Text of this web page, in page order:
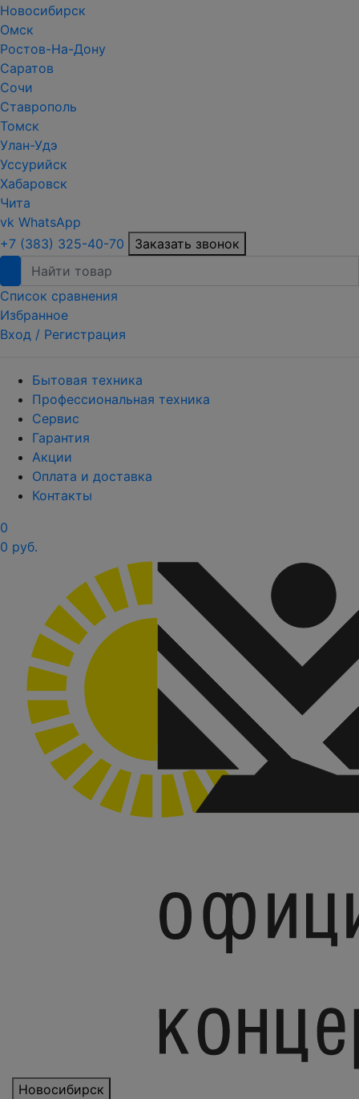
Новосибирск
Омск
Ростов-На-Дону
Саратов
Сочи
Ставрополь
Томск
Улан-Удэ
Уссурийск
Хабаровск
Чита
vk WhatsApp
+7 (383) 325-40-70
Заказать звонок
Список сравнения
Избранное
Вход / Регистрация
Бытовая техника
Профессиональная техника
Сервис
Гарантия
Акции
Оплата и доставка
Контакты
0
0 руб.
Новосибирск